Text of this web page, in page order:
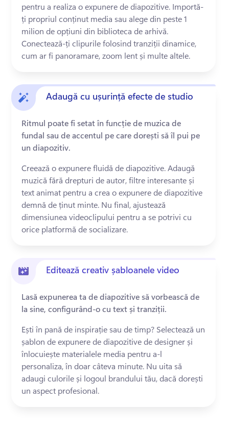
pentru a realiza o expunere de diapozitive. Importă-
ți propriul conținut media sau alege din peste 1
milion de opțiuni din biblioteca de arhivă.
Conectează-ți clipurile folosind tranziții dinamice,
cum ar fi panoramare, zoom lent și multe altele.
Adaugă cu ușurință efecte de studio
Ritmul poate fi setat în funcție de muzica de
fundal sau de accentul pe care dorești să îl pui pe
un diapozitiv.
Creează o expunere fluidă de diapozitive. Adaugă
muzică fără drepturi de autor, filtre interesante și
text animat pentru a crea o expunere de diapozitive
demnă de ținut minte. Nu final, ajustează
dimensiunea videoclipului pentru a se potrivi cu
orice platformă de socializare.
Editează creativ șabloanele video
Lasă expunerea ta de diapozitive să vorbească de
la sine, configurând-o cu text și tranziții.
Ești în pană de inspirație sau de timp? Selectează un
șablon de expunere de diapozitive de designer și
înlocuiește materialele media pentru a-l
personaliza, în doar câteva minute. Nu uita să
adaugi culorile și logoul brandului tău, dacă dorești
un aspect profesional.